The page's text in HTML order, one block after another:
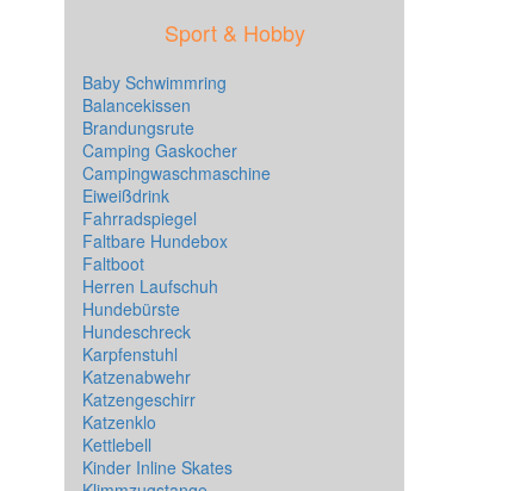
Sport & Hobby
Baby Schwimmring
Balancekissen
Brandungsrute
Camping Gaskocher
Campingwaschmaschine
Eiweißdrink
Fahrradspiegel
Faltbare Hundebox
Faltboot
Herren Laufschuh
Hundebürste
Hundeschreck
Karpfenstuhl
Katzenabwehr
Katzengeschirr
Katzenklo
Kettlebell
Kinder Inline Skates